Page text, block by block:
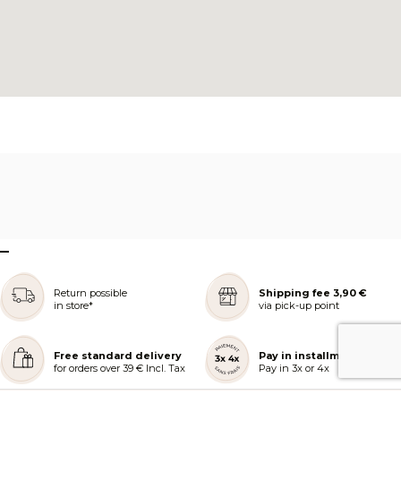
–
Return possible
in store*
Shipping fee 3,90 €
via pick-up point
Free standard delivery
for orders over 39 € Incl. Tax
Pay in installments
Pay in 3x or 4x